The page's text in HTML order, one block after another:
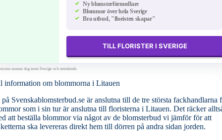
Ny blomsterförmedlare
Blommor över hela Sverige
Bra utbud, "floristen skapar"
TILL FLORISTER I SVERIGE
samma dag inom Sverige och utomlands.
information om blommorna i Litauen
Svenskablomsterbud.se är anslutna till de tre största fackhandlarna
som i sin tur är anslutna till floristerna i Litauen. Det räcker
att beställa blommor via något av de blomsterbud vi jämför för att
ska levereras direkt hem till dörren på andra sidan jorden.